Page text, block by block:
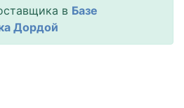
в Базе
Дордой